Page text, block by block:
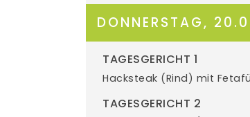
DONNERSTAG,
TAGESGERICHT 1
Hacksteak (Rind) mit
TAGESGERICHT 2